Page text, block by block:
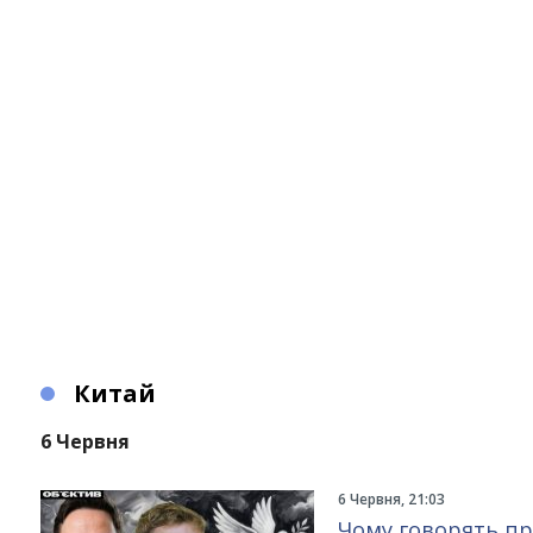
Китай
6 Червня
6 Червня, 21:03